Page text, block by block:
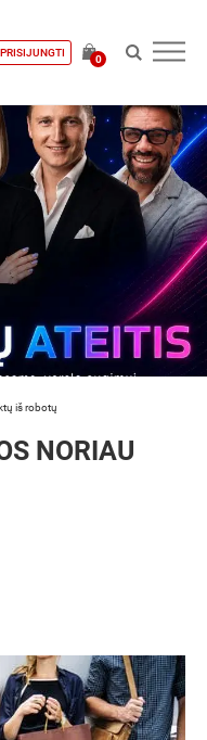
PRISIJUNGTI
0
iš robotų
NORIAU